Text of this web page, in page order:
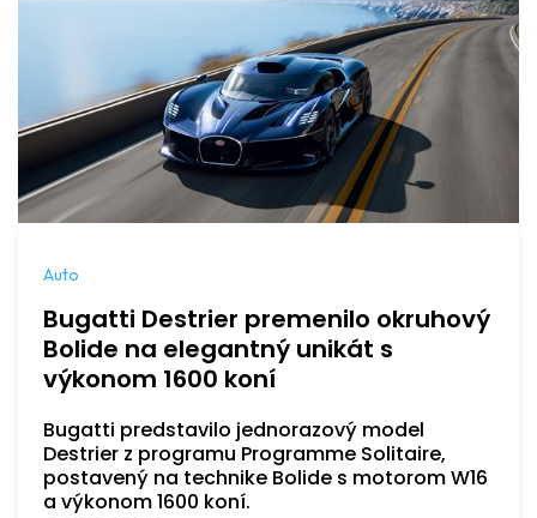
Auto
Bugatti Destrier premenilo okruhový
Bolide na elegantný unikát s
výkonom 1600 koní
Bugatti predstavilo jednorazový model
Destrier z programu Programme Solitaire,
postavený na technike Bolide s motorom W16
a výkonom 1600 koní.